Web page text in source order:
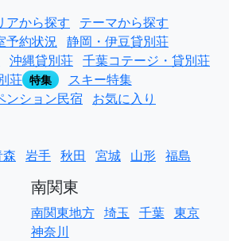
アから探す
テーマから探す
予約状況 静岡・伊豆貸別荘
沖縄貸別荘 千葉コテージ・貸別荘
荘 特集
スキー特集
ンション民宿 お気に入り
岩手 秋田 宮城 山形 福島
南関東
南関東地方 埼玉 千葉 東京
神奈川